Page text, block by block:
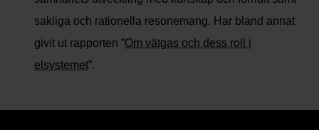
sakliga och rationella resonemang. Har bland annat
givit ut rapporten ”Om vätgas och dess roll i
elsystemet”.